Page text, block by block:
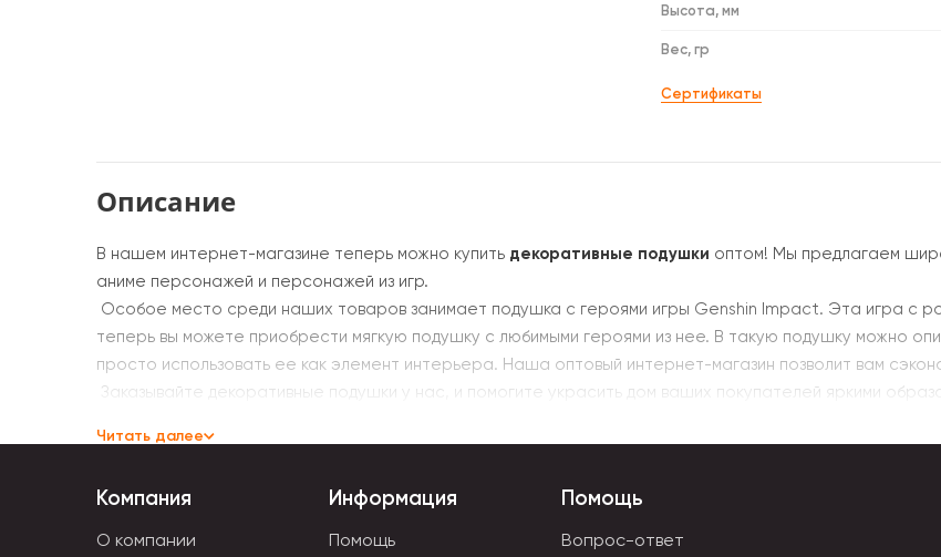
Высота, мм
Вес, гр
Сертификаты
Описание
В нашем интернет-магазине теперь можно купить декоративные подушки оптом! Мы предлагаем
аниме персонажей и персонажей из игр.
Особое место среди наших товаров занимает подушка с героями игры Genshin Impact. Эта игра с
теперь вы можете приобрести мягкую подушку с любимыми героями из нее. В такую подушку можно
просто использовать ее как элемент интерьера. Наша оптовый интернет-магазин позволит вам
Заказывайте декоративные подушки у нас, и помогите украсить дом ваших покупателей яркими
Читать далее
Компания
О компании
Информация
Помощь
Помощь
Вопрос-ответ